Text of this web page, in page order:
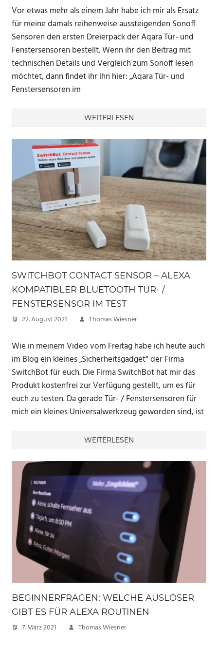
Vor etwas mehr als einem Jahr habe ich mir als Ersatz
für meine damals reihenweise aussteigenden Sonoff
Sensoren den ersten Dreierpack der Aqara Tür- und
Fenstersensoren bestellt. Wenn ihr den Beitrag mit
technischen Details und Vergleich zum Sonoff lesen
möchtet, dann findet ihr ihn hier: „Aqara Tür- und
Fenstersensoren im
WEITERLESEN
SWITCHBOT CONTACT SENSOR – ALEXA
KOMPATIBLER BLUETOOTH TÜR- /
FENSTERSENSOR IM TEST
22. August 2021 Thomas Wiesner
Wie in meinem Video vom Freitag habe ich heute auch
im Blog ein kleines „Sicherheitsgadget“ der Firma
SwitchBot für euch. Die Firma SwitchBot hat mir das
Produkt kostenfrei zur Verfügung gestellt, um es für
euch zu testen. Da gerade Tür- / Fenstersensoren für
mich ein kleines Universalwerkzeug geworden sind, ist
WEITERLESEN
BEGINNERFRAGEN: WELCHE AUSLÖSER
GIBT ES FÜR ALEXA ROUTINEN
7. März 2021 Thomas Wiesner